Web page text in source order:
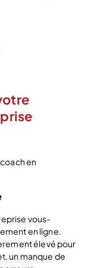
en
vous-
en ligne.
élevé pour
un manque de